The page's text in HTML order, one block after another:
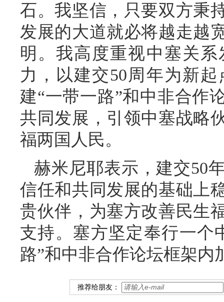
石。我坚信，只要双方秉
发展的大道就必将越走越
明。我高度重视中塞关
力，以建交50周年为新
建“一带一路”和中非合作
共同发展，引领中塞战略
福两国人民。
赫米尼耶表示，建交50
信任和共同发展的基础上
贵伙伴，为塞方改善民生
支持。塞方坚定奉行一个
路”和中非合作论坛框架
推荐给朋友：